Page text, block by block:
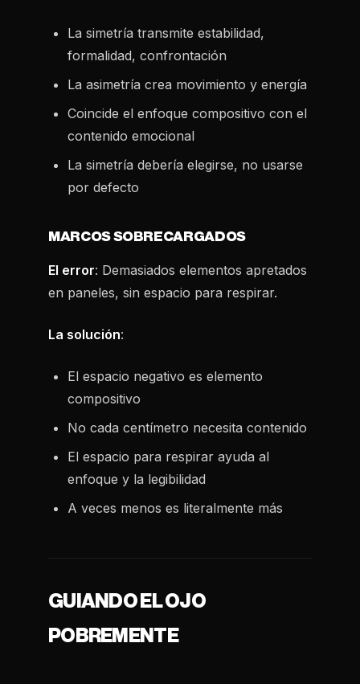
La simetría transmite estabilidad,
formalidad, confrontación
La asimetría crea movimiento y energía
Coincide el enfoque compositivo con el
contenido emocional
La simetría debería elegirse, no usarse
por defecto
MARCOS SOBRECARGADOS
El error: Demasiados elementos apretados
en paneles, sin espacio para respirar.
La solución:
El espacio negativo es elemento
compositivo
No cada centímetro necesita contenido
El espacio para respirar ayuda al
enfoque y la legibilidad
A veces menos es literalmente más
GUIANDO EL OJO
POBREMENTE